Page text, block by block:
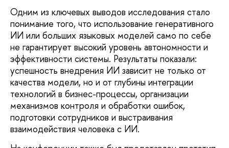
Одним из ключевых выводов исследования стало
понимание того, что использование генеративного
ИИ или больших языковых моделей само по себе
не гарантирует высокий уровень автономности и
эффективности системы. Результаты показали:
успешность внедрения ИИ зависит не только от
качества модели, но и от глубины интеграции
технологий в бизнес-процессы, организации
механизмов контроля и обработки ошибок,
подготовки сотрудников и выстраивания
взаимодействия человека с ИИ.